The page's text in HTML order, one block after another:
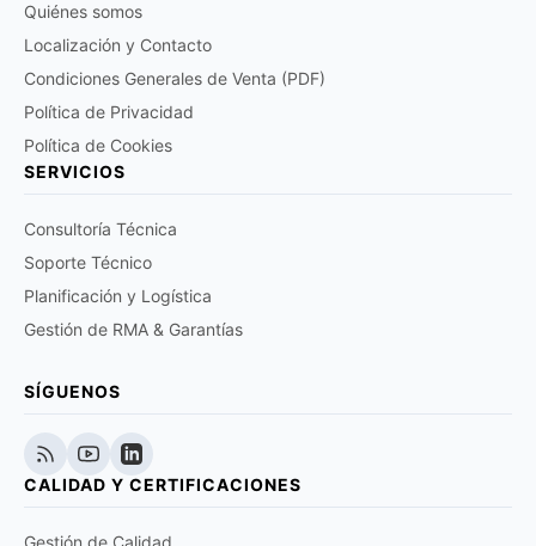
Quiénes somos
Localización y Contacto
Condiciones Generales de Venta (PDF)
Política de Privacidad
Política de Cookies
SERVICIOS
Consultoría Técnica
Soporte Técnico
Planificación y Logística
Gestión de RMA & Garantías
SÍGUENOS
CALIDAD Y CERTIFICACIONES
Gestión de Calidad